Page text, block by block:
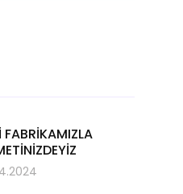
FABRİKAMIZLA